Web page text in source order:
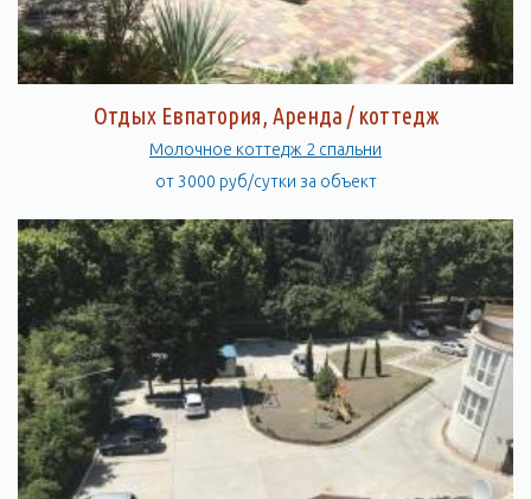
Отдых Евпатория, Аренда / коттедж
Молочное коттедж 2 спальни
от 3000 руб/сутки за объект